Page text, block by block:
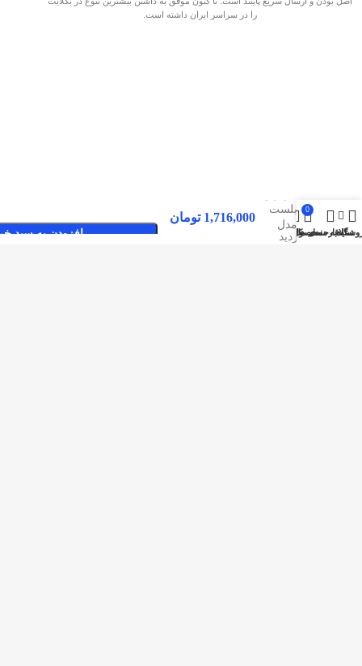
را در سراسر ایران داشته است.
صفحات پربازدید
بلست
مدل
BTV-
1,716,000 تومان
افزودن به سبد سایدبار
علاقه مندی ها
0
محصول
حساب کاربری من